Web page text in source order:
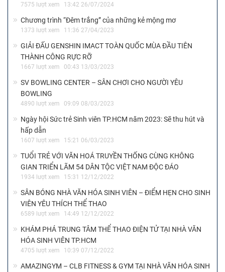
7575 lượt xem 13:42 26/07/2024
Chương trình “Đêm trắng” của những kẻ mộng mơ
1373 lượt xem 11:36 27/04/2023
GIẢI ĐẤU GENSHIN IMACT TOÀN QUỐC MÙA ĐẦU TIÊN
THÀNH CÔNG RỰC RỠ
1667 lượt xem 00:43 13/03/2023
SV BOWLING CENTER – SÂN CHƠI CHO NGƯỜI YÊU
BOWLING
4890 lượt xem 09:09 08/03/2023
Ngày hội Sức trẻ Sinh viên TP.HCM năm 2023: Sẽ thu hút và
hấp dẫn
1607 lượt xem 15:21 06/03/2023
TUỔI TRẺ VỚI VĂN HOÁ TRUYỀN THỐNG CÙNG KHÔNG
GIAN TRIỂN LÃM 54 DÂN TỘC VIỆT NAM ĐỘC ĐÁO
1934 lượt xem 15:31 12/12/2022
SÂN BÓNG NHÀ VĂN HÓA SINH VIÊN – ĐIỂM HẸN CHO SINH
VIÊN YÊU THÍCH THỂ THAO
6589 lượt xem 14:49 12/12/2022
KHÁM PHÁ TRUNG TÂM THỂ THAO ĐIỆN TỬ TẠI NHÀ VĂN
HÓA SINH VIÊN TP.HCM
4705 lượt xem 10:39 07/12/2022
AMAZINGYM – CLB FITNESS & GYM TẠI NHÀ VĂN HÓA SINH